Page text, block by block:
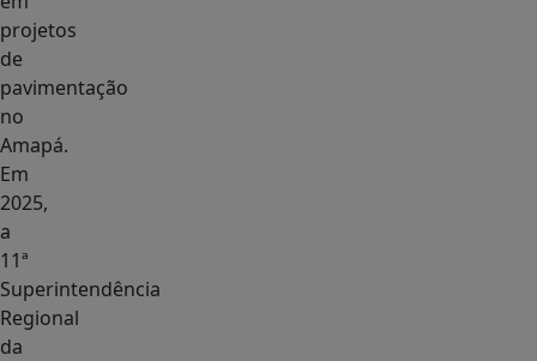
projetos
de
pavimentação
no
Amapá.
Em
2025,
a
11ª
Superintendência
Regional
da